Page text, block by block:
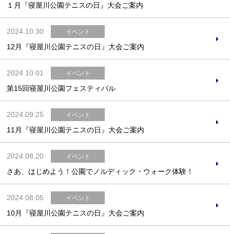
１月『寝屋川公園テニスの日』大会ご案内
2024.10.30 イベント
12月『寝屋川公園テニスの日』大会ご案内
2024.10.01 イベント
第15回寝屋川公園フェスティバル
2024.09.25 イベント
11月『寝屋川公園テニスの日』大会ご案内
2024.08.20 イベント
さあ、はじめよう！公園でノルディック・ウォーク体験！
2024.08.05 イベント
10月『寝屋川公園テニスの日』大会ご案内